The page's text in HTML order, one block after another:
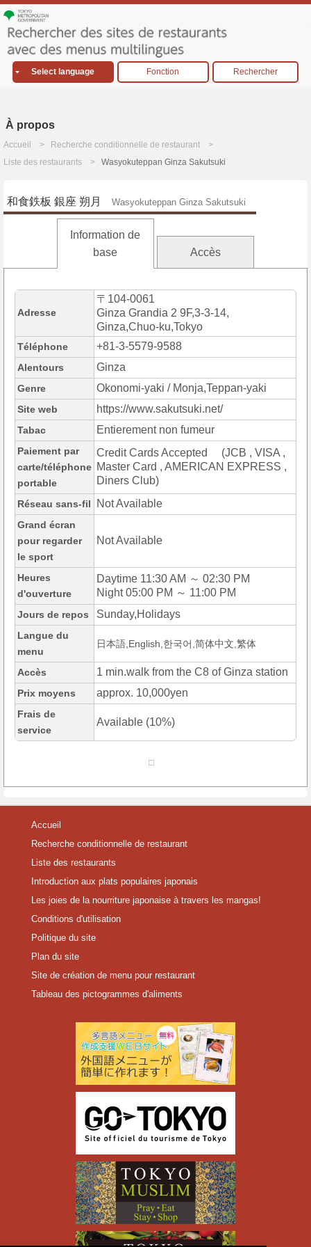
Select language Fonction Rechercher
À propos
Accueil
Recherche conditionnelle de restaurant
Liste des restaurants
Wasyokuteppan Ginza Sakutsuki
和食鉄板 銀座 朔月 Wasyokuteppan Ginza Sakutsuki
Information de
base
Accès
Adresse
〒104-0061
Ginza Grandia 2 9F,3-3-14,
Ginza,Chuo-ku,Tokyo
Téléphone +81-3-5579-9588
Alentours Ginza
Genre Okonomi-yaki / Monja,Teppan-yaki
Site web https://www.sakutsuki.net/
Tabac Entierement non fumeur
Paiement par
carte/téléphone
portable
Credit Cards Accepted (JCB , VISA ,
Master Card , AMERICAN EXPRESS ,
Diners Club)
Réseau sans-fil Not Available
Grand écran
pour regarder
le sport
Not Available
Heures
d'ouverture
Daytime 11:30 AM ～ 02:30 PM
Night 05:00 PM ～ 11:00 PM
Jours de repos Sunday,Holidays
Langue du
menu
日本語,English,한국어,简体中文,繁体
Accès 1 min.walk from the C8 of Ginza station
Prix moyens approx. 10,000yen
Frais de
service
Available (10%)
Accueil
Recherche conditionnelle de restaurant
Liste des restaurants
Introduction aux plats populaires japonais
Les joies de la nourriture japonaise à travers les mangas!
Conditions d'utilisation
Politique du site
Plan du site
Site de création de menu pour restaurant
Tableau des pictogrammes d'aliments